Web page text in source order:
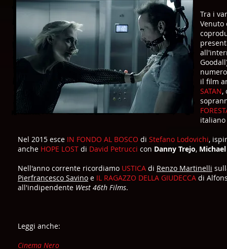
Tra i
il film
SATAN,
Nel 2015 esce IN FONDO AL BOSCO di Stefano Lodovichi,
anche HOPE LOST di David Petrucci con Danny Trejo,
Nell'anno corrente ricordiamo USTICA di Renzo Martinelli
Pierfrancesco Savino e IL RAGAZZO DELLA GIUDECCA di
all'indipendente West 46th Films.
Leggi anche:
Cinema Nero